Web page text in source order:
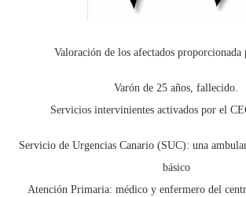
Valoración de los afectados proporcionada
Varón de 25 años, fallecido.
Servicios intervinientes activados por el
Servicio de Urgencias Canario (SUC): una
básico
Atención Primaria: médico y enfermero del